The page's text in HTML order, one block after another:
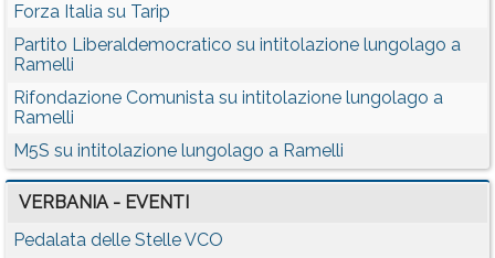
Forza Italia su Tarip
Partito Liberaldemocratico su intitolazione lungolago a
Ramelli
Rifondazione Comunista su intitolazione lungolago a
Ramelli
M5S su intitolazione lungolago a Ramelli
VERBANIA - EVENTI
Pedalata delle Stelle VCO